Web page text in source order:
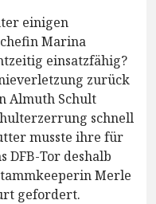
einigen
Marina
einsatzfähig?
zurück
Almuth Schult
schnell
musste ihre für
DFB-Tor deshalb
Merle
gefordert.